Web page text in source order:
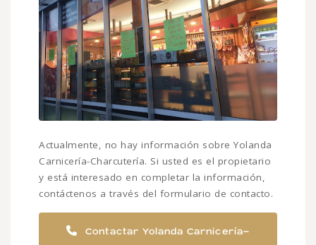
Actualmente, no hay información sobre Yolanda
Carnicería-Charcutería. Si usted es el propietario
y está interesado en completar la información,
contáctenos a través del formulario de contacto.
Contactar Yolanda Carnicería-